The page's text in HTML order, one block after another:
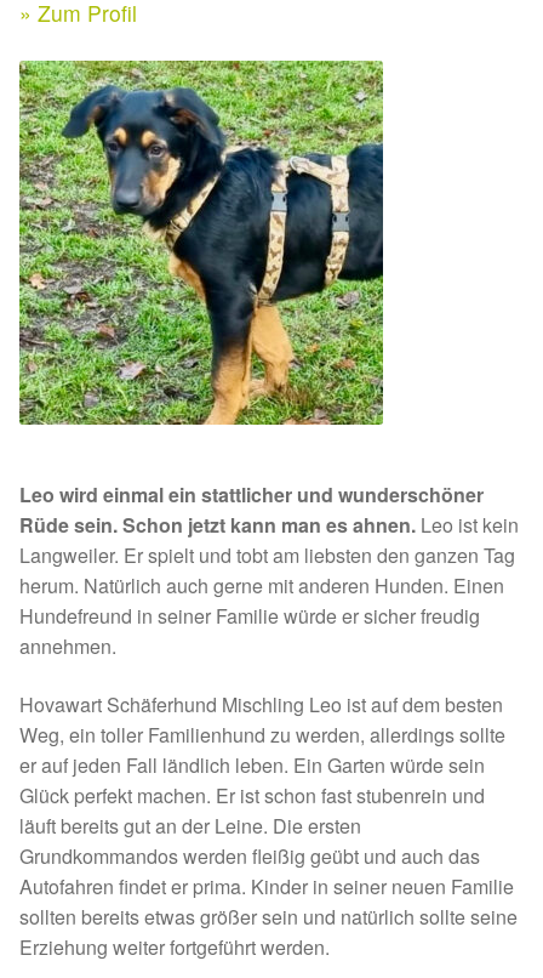
Aktuelle Spenden 2026
Ihre/Eure Spenden – Januar bis Juni 2026
Spenden 2025
Juli bis Dezember 2025
Januar bis Juni 2025
Spenden 2024
Januar bis Juni 2024
Spenden 2023
Juli bis Dezember 2023
Januar bis Juni 2023
Spenden 2022
Juli bis Dezember 2022
Januar bis Juni 2022
Spenden 2021
Kontakt & Rechtliches
Facebook
Instagram
» Zum Profil
Leo wird einmal ein stattlicher und wunderschöner
Rüde sein. Schon jetzt kann man es ahnen. Leo ist kein
Langweiler. Er spielt und tobt am liebsten den ganzen Tag
herum. Natürlich auch gerne mit anderen Hunden. Einen
Hundefreund in seiner Familie würde er sicher freudig
annehmen.
Hovawart Schäferhund Mischling Leo ist auf dem besten
Weg, ein toller Familienhund zu werden, allerdings sollte
er auf jeden Fall ländlich leben. Ein Garten würde sein
Glück perfekt machen. Er ist schon fast stubenrein und
läuft bereits gut an der Leine. Die ersten
Grundkommandos werden fleißig geübt und auch das
Autofahren findet er prima. Kinder in seiner neuen Familie
sollten bereits etwas größer sein und natürlich sollte seine
Erziehung weiter fortgeführt werden.